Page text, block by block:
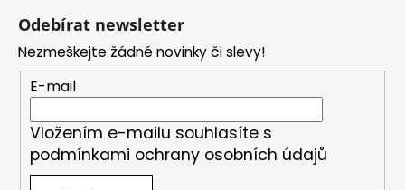
Odebírat newsletter
Nezmeškejte žádné novinky či slevy!
E-mail
Vložením e-mailu souhlasíte s
podmínkami ochrany osobních údajů